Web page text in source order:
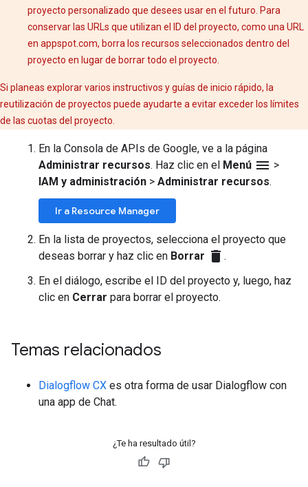
proyecto personalizado que desees usar en el futuro. Para
conservar las URLs que utilizan el ID del proyecto, como una URL
en appspot.com, borra los recursos seleccionados dentro del
proyecto en lugar de borrar todo el proyecto.
Si planeas explorar varios instructivos y guías de inicio rápido, la
reutilización de proyectos puede ayudarte a evitar exceder los límites
de las cuotas del proyecto.
En la Consola de APIs de Google, ve a la página
Administrar recursos. Haz clic en el Menú menu >
IAM y administración > Administrar recursos.
Ir a Resource Manager
En la lista de proyectos, selecciona el proyecto que
deseas borrar y haz clic en Borrar delete .
En el diálogo, escribe el ID del proyecto y, luego, haz
clic en Cerrar para borrar el proyecto.
Temas relacionados
Dialogflow CX es otra forma de usar Dialogflow con
una app de Chat.
¿Te ha resultado útil?